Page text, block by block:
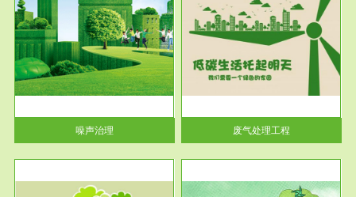
噪声治理
服务范围
废气处理工程
废气处理工程